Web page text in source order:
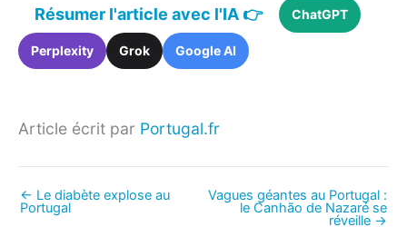
Résumer l'article avec l'IA 👉 ChatGPT
Perplexity Grok Google AI
Article écrit par Portugal.fr
← Le diabète explose au
Portugal
Vagues géantes au Portugal :
le Canhão de Nazaré se
réveille →